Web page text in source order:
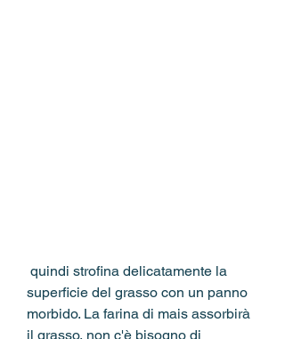
superficie del grasso con un panno
morbido. La farina di mais assorbirà
il grasso, non c'è bisogno di